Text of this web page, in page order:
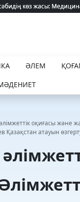
көз жасы:
көз жасы:
ӘЛЕМ
оқиғасы және
Қазақстан атауын